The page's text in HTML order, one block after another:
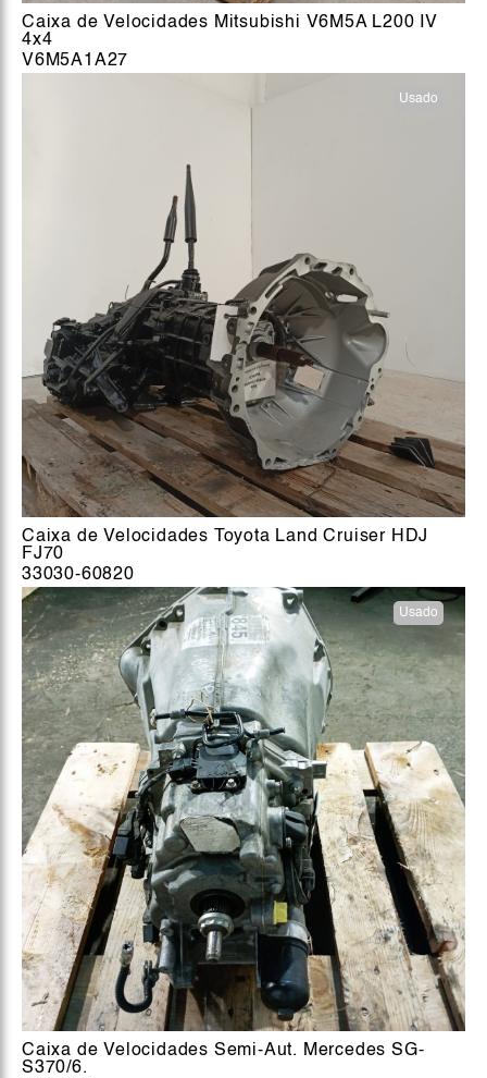
Caixa de Velocidades Mitsubishi V6M5A L200 IV
4x4
V6M5A1A27
Usado
Caixa de Velocidades Toyota Land Cruiser HDJ
FJ70
33030-60820
Usado
Caixa de Velocidades Semi-Aut. Mercedes SG-
S370/6.